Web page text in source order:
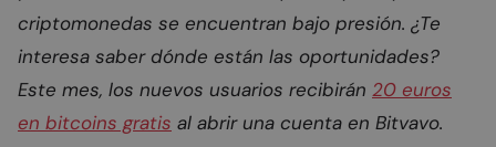
criptomonedas se encuentran bajo presión. ¿Te
interesa saber dónde están las oportunidades?
Este mes, los nuevos usuarios recibirán 20 euros
en bitcoins gratis al abrir una cuenta en Bitvavo.